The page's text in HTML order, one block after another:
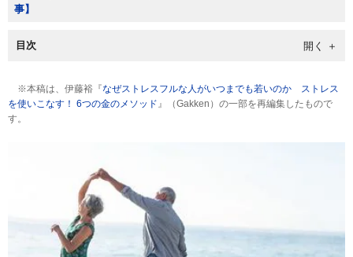
事】
目次
※本稿は、伊藤裕『なぜストレスフルな人がいつまでも若いのか ストレス
を使いこなす！ 6つの金のメソッド 』（Gakken）の一部を再編集したもので
す。